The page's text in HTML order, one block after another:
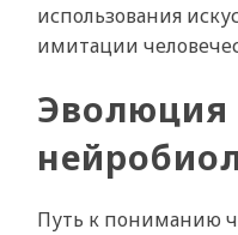
использования
имитации
Путь к пониманию